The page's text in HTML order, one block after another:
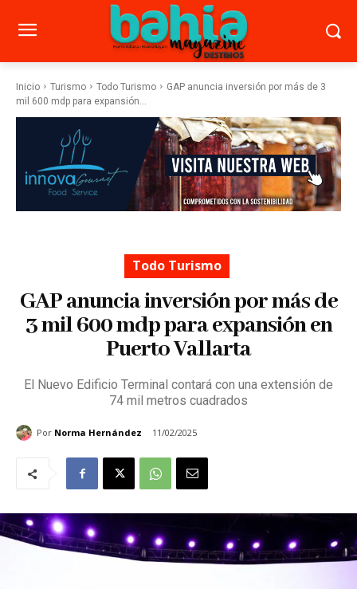
Inicio Turismo Todo Turismo
GAP anuncia inversión por más de 3
mil 600 mdp para expansión...
Todo Turismo
GAP anuncia inversión por más de
3 mil 600 mdp para expansión en
Puerto Vallarta
El Nuevo Edificio Terminal contará con una extensión de
74 mil metros cuadrados
Por Norma Hernández 11/02/2025